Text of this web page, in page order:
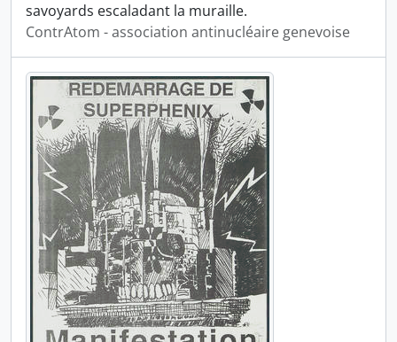
savoyards escaladant la muraille.
ContrAtom - association antinucléaire genevoise